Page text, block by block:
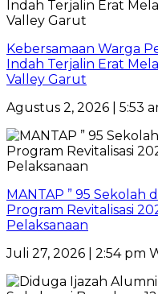
Kebersamaan Warga
Indah Terjalin Erat
Valley Garut
Agustus 2, 2026 | 5:53
MANTAP ” 95 Sekolah
Program Revitalisasi
Pelaksanaan
Juli 27, 2026 | 2:54 pm